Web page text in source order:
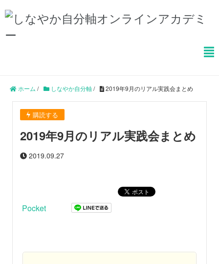
ホーム / しなやか自分軸 / 2019年9月のリアル実践会まとめ
購読する
2019年9月のリアル実践会まとめ
2019.09.27
Pocket